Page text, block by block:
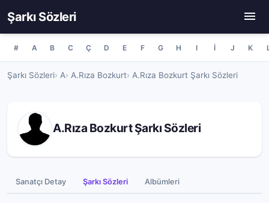
Şarkı Sözleri
# A B C Ç D E F G H I İ J K
Şarkı Sözleri A A.Rıza Bozkurt A.Rıza Bozkurt Şarkı Sözleri
A.Rıza Bozkurt Şarkı Sözleri
Sanatçı Detay Şarkı Sözleri Albümleri